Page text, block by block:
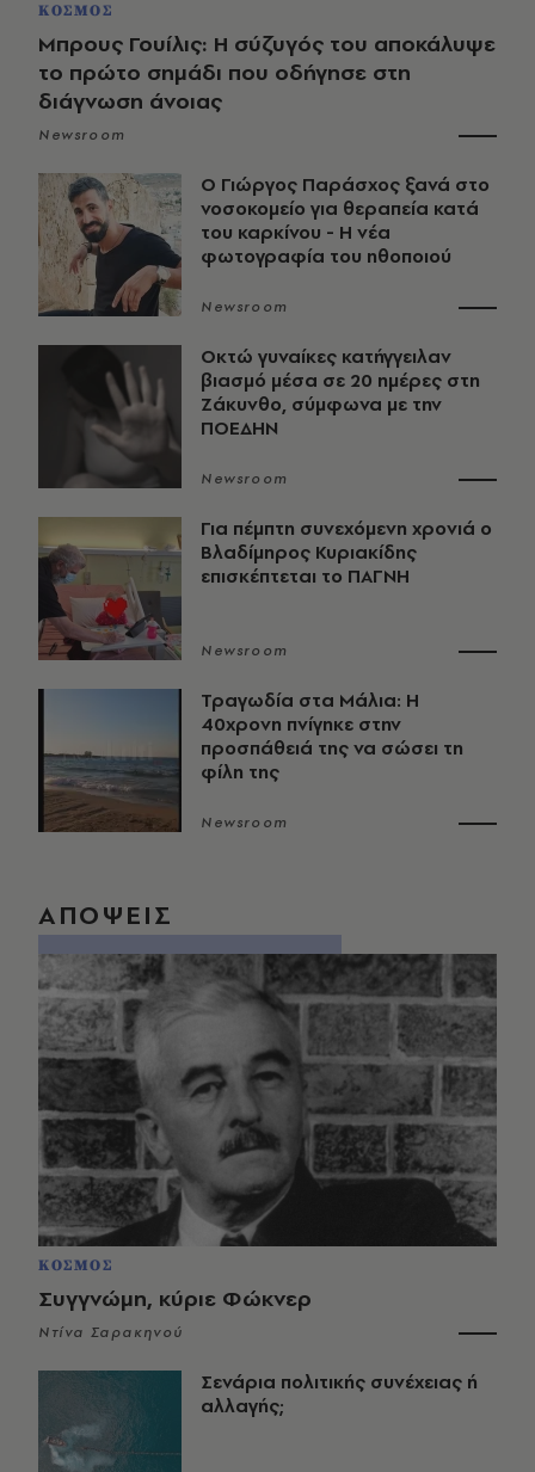
ΚΟΣΜΟΣ
Μπρους Γουίλις: Η σύζυγός του αποκάλυψε
το πρώτο σημάδι που οδήγησε στη
διάγνωση άνοιας
Newsroom
O Γιώργος Παράσχος ξανά στο
νοσοκομείο για θεραπεία κατά
του καρκίνου - Η νέα
φωτογραφία του ηθοποιού
Newsroom
Οκτώ γυναίκες κατήγγειλαν
βιασμό μέσα σε 20 ημέρες στη
Ζάκυνθο, σύμφωνα με την
ΠΟΕΔΗΝ
Newsroom
Για πέμπτη συνεχόμενη χρονιά ο
Βλαδίμηρος Κυριακίδης
επισκέπτεται το ΠΑΓΝΗ
Newsroom
Τραγωδία στα Μάλια: Η
40χρονη πνίγηκε στην
προσπάθειά της να σώσει τη
φίλη της
Newsroom
ΑΠΟΨΕΙΣ
ΚΟΣΜΟΣ
Συγγνώμη, κύριε Φώκνερ
Ντίνα Σαρακηνού
Σενάρια πολιτικής συνέχειας ή
αλλαγής;